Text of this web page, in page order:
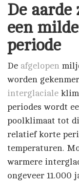
De
een
periode
De afgelopen
worden
interglaciale
periodes wordt
poolklimaat tot
relatief korte
temperaturen.
warmere
ongeveer 11.000